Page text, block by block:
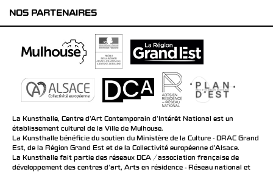
NOS PARTENAIRES
La Kunsthalle, Centre d’Art Contemporain d’Intérêt National est un
établissement culturel de la Ville de Mulhouse.
La Kunsthalle bénéficie du soutien du Ministère de la Culture - DRAC Grand
Est, de la Région Grand Est et de la Collectivité européenne d’Alsace.
La Kunsthalle fait partie des réseaux DCA / association française de
développement des centres d'art, Arts en résidence - Réseau national et